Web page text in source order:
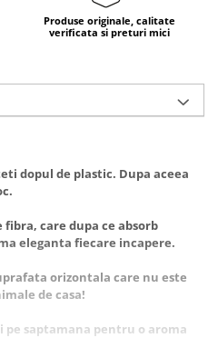
Produse originale, calitate
verificata si preturi mici
dopul de plastic. Dupa aceea
care dupa ce absorb
eleganta fiecare incapere.
orizontala care nu este
de casa!
pe saptamana pentru o aroma